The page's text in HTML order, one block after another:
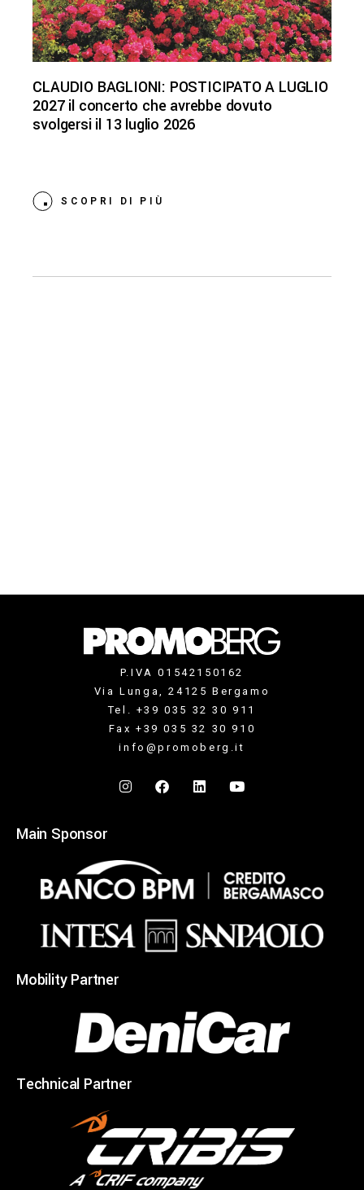
CLAUDIO BAGLIONI: POSTICIPATO A LUGLIO
2027 il concerto che avrebbe dovuto
svolgersi il 13 luglio 2026
SCOPRI DI PIÙ
P.IVA 01542150162
Via Lunga, 24125 Bergamo
Tel. +39 035 32 30 911
Fax +39 035 32 30 910
info@promoberg.it
Main Sponsor
Mobility Partner
Technical Partner